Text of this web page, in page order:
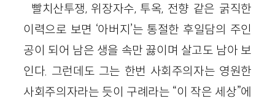
빨치산투쟁, 위장자수, 투옥, 전향 같은 굵직한
이력으로 보면 ‘아버지’는 통절한 후일담의 주인
공이 되어 남은 생을 속만 끓이며 살고도 남아 보
인다. 그런데도 그는 한번 사회주의자는 영원한
사회주의자라는 듯이 구례라는 “이 작은 세상”에